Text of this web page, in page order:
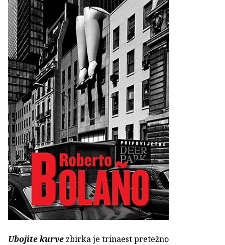
Ubojite kurve zbirka je trinaest pretežno